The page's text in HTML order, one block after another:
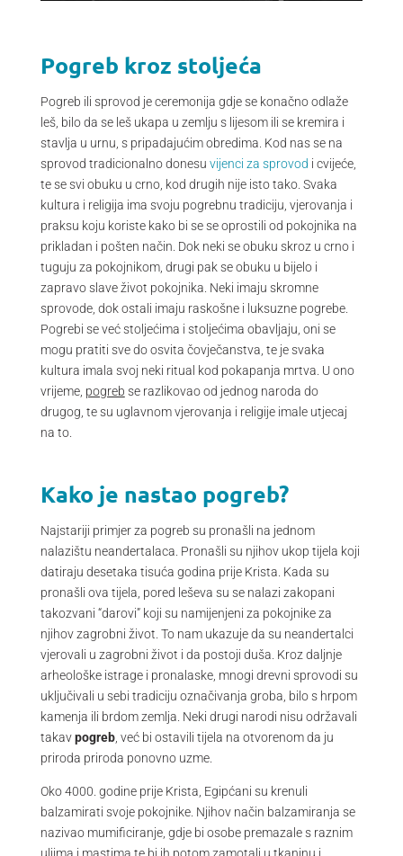
Pogreb kroz stoljeća
Pogreb ili sprovod je ceremonija gdje se konačno odlaže
leš, bilo da se leš ukapa u zemlju s lijesom ili se kremira i
stavlja u urnu, s pripadajućim obredima. Kod nas se na
sprovod tradicionalno donesu vijenci za sprovod i cvijeće,
te se svi obuku u crno, kod drugih nije isto tako. Svaka
kultura i religija ima svoju pogrebnu tradiciju, vjerovanja i
praksu koju koriste kako bi se se oprostili od pokojnika na
prikladan i pošten način. Dok neki se obuku skroz u crno i
tuguju za pokojnikom, drugi pak se obuku u bijelo i
zapravo slave život pokojnika. Neki imaju skromne
sprovode, dok ostali imaju raskošne i luksuzne pogrebe.
Pogrebi se već stoljećima i stoljećima obavljaju, oni se
mogu pratiti sve do osvita čovječanstva, te je svaka
kultura imala svoj neki ritual kod pokapanja mrtva. U ono
vrijeme, pogreb se razlikovao od jednog naroda do
drugog, te su uglavnom vjerovanja i religije imale utjecaj
na to.
Kako je nastao pogreb?
Najstariji primjer za pogreb su pronašli na jednom
nalazištu neandertalaca. Pronašli su njihov ukop tijela koji
datiraju desetaka tisuća godina prije Krista. Kada su
pronašli ova tijela, pored leševa su se nalazi zakopani
takozvani “darovi” koji su namijenjeni za pokojnike za
njihov zagrobni život. To nam ukazuje da su neandertalci
vjerovali u zagrobni život i da postoji duša. Kroz daljnje
arheološke istrage i pronalaske, mnogi drevni sprovodi su
uključivali u sebi tradiciju označivanja groba, bilo s hrpom
kamenja ili brdom zemlja. Neki drugi narodi nisu održavali
takavpogreb, već bi ostavili tijela na otvorenom da ju
priroda priroda ponovno uzme.
Oko 4000. godine prije Krista, Egipćani su krenuli
balzamirati svoje pokojnike. Njihov način balzamiranja se
nazivao mumificiranje, gdje bi osobe premazale s raznim
uljima i mastima te bi ih potom zamotali u tkaninu i